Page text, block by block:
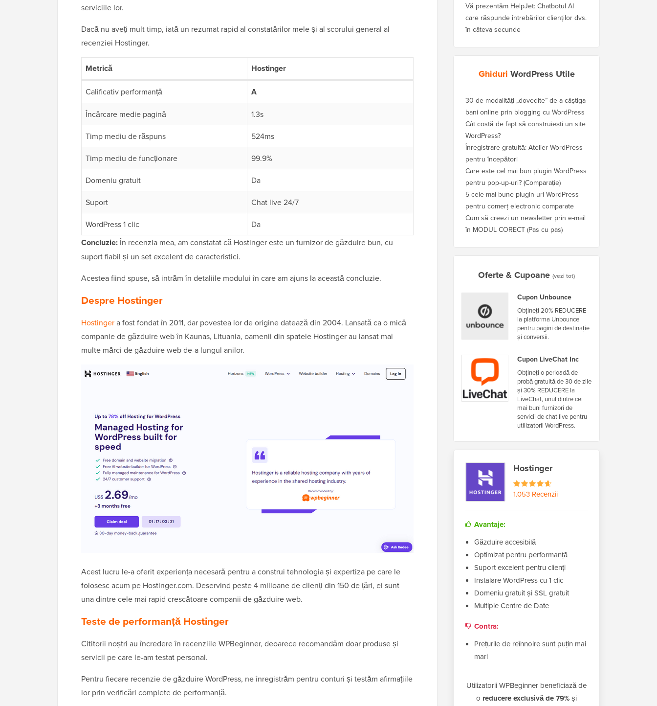
serviciile lor.
Dacă nu aveți mult timp, iată un rezumat rapid al constatărilor mele și al scorului general al
recenziei Hostinger.
Metrică Hostinger
Calificativ performanță A
Încărcare medie pagină 1.3s
Timp mediu de răspuns 524ms
Timp mediu de funcționare 99.9%
Domeniu gratuit Da
Suport Chat live 24/7
WordPress 1 clic Da
Concluzie:În recenzia mea, am constatat că Hostinger este un furnizor de găzduire bun, cu
suport fiabil și un set excelent de caracteristici.
Acestea fiind spuse, să intrăm în detaliile modului în care am ajuns la această concluzie.
Despre Hostinger
Hostingera fost fondat în 2011, dar povestea lor de origine datează din 2004. Lansată ca o mică
companie de găzduire web în Kaunas, Lituania, oamenii din spatele Hostinger au lansat mai
multe mărci de găzduire web de-a lungul anilor.
Acest lucru le-a oferit experiența necesară pentru a construi tehnologia și expertiza pe care le
folosesc acum pe Hostinger.com. Deservind peste 4 milioane de clienți din 150 de țări, ei sunt
una dintre cele mai rapid crescătoare companii de găzduire web.
Teste de performanță Hostinger
Cititorii noștri au încredere în recenziile WPBeginner, deoarece recomandăm doar produse și
servicii pe care le-am testat personal.
Pentru fiecare recenzie de găzduire WordPress, ne înregistrăm pentru conturi și testăm afirmațiile
lor prin verificări complete de performanță.
Vă prezentăm HelpJet: Chatbotul AI
care răspunde întrebărilor clienților dvs.
în câteva secunde
Ghiduri WordPress Utile
30 de modalități „dovedite” de a câștiga
bani online prin blogging cu WordPress
Cât costă de fapt să construiești un site
WordPress?
Înregistrare gratuită: Atelier WordPress
pentru începători
Care este cel mai bun plugin WordPress
pentru pop-up-uri? (Comparație)
5 cele mai bune plugin-uri WordPress
pentru comerț electronic comparate
Cum să creezi un newsletter prin e-mail
în MODUL CORECT (Pas cu pas)
Oferte & Cupoane (vezi tot)
Cupon Unbounce
Obțineți 20% REDUCERE
la platforma Unbounce
pentru pagini de destinație
și conversii.
Cupon LiveChat Inc
Obțineți o perioadă de
probă gratuită de 30 de zile
și 30% REDUCERE la
LiveChat, unul dintre cei
mai buni furnizori de
servicii de chat live pentru
utilizatorii WordPress.
Hostinger
1.053 Recenzii
Avantaje:
Găzduire accesibilă
Optimizat pentru performanță
Suport excelent pentru clienți
Instalare WordPress cu 1 clic
Domeniu gratuit și SSL gratuit
Multiple Centre de Date
Contra:
Prețurile de reînnoire sunt puțin mai
mari
Utilizatorii WPBeginner beneficiază de
o reducere exclusivă de 79%și